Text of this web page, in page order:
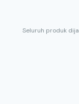
Seluruh produk